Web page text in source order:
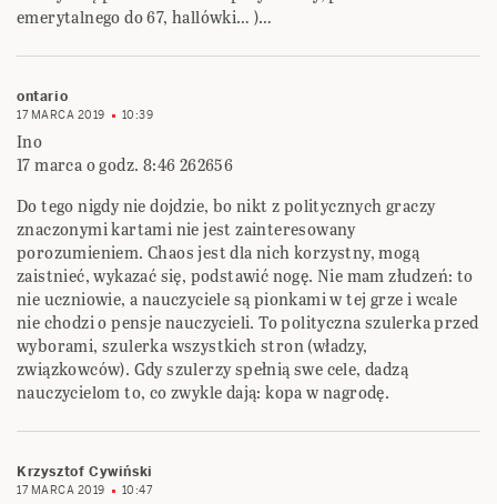
emerytalnego do 67, hallówki… )…
ontario
17 MARCA 2019 10:39
Ino
17 marca o godz. 8:46 262656
Do tego nigdy nie dojdzie, bo nikt z politycznych graczy
znaczonymi kartami nie jest zainteresowany
porozumieniem. Chaos jest dla nich korzystny, mogą
zaistnieć, wykazać się, podstawić nogę. Nie mam złudzeń: to
nie uczniowie, a nauczyciele są pionkami w tej grze i wcale
nie chodzi o pensje nauczycieli. To polityczna szulerka przed
wyborami, szulerka wszystkich stron (władzy,
związkowców). Gdy szulerzy spełnią swe cele, dadzą
nauczycielom to, co zwykle dają: kopa w nagrodę.
Krzysztof Cywiński
17 MARCA 2019 10:47